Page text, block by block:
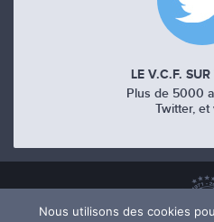
LE V.C.F.
Plus de 5000
Twitter, et
Nous utilisons des cookies